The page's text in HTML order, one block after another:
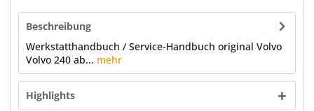
Beschreibung
Werkstatthandbuch / Service-Handbuch original Volvo
Volvo 240 ab... mehr
Highlights